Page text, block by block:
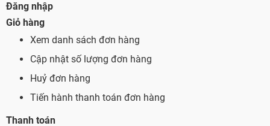
Đăng nhập
Giỏ hàng
Xem danh sách đơn hàng
Cập nhật số lượng đơn hàng
Huỷ đơn hàng
Tiến hành thanh toán đơn hàng
Thanh toán